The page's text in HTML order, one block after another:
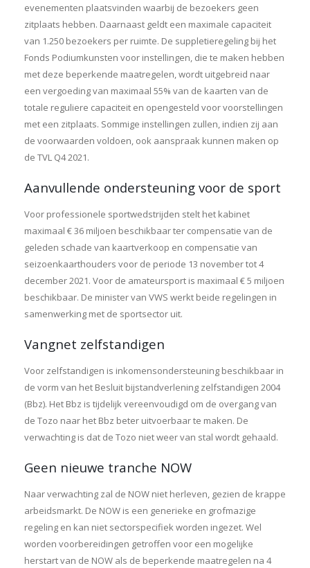
evenementen plaatsvinden waarbij de bezoekers geen
zitplaats hebben. Daarnaast geldt een maximale capaciteit
van 1.250 bezoekers per ruimte. De suppletieregeling bij het
Fonds Podiumkunsten voor instellingen, die te maken hebben
met deze beperkende maatregelen, wordt uitgebreid naar
een vergoeding van maximaal 55% van de kaarten van de
totale reguliere capaciteit en opengesteld voor voorstellingen
met een zitplaats. Sommige instellingen zullen, indien zij aan
de voorwaarden voldoen, ook aanspraak kunnen maken op
de TVL Q4 2021.
Aanvullende ondersteuning voor de sport
Voor professionele sportwedstrijden stelt het kabinet
maximaal € 36 miljoen beschikbaar ter compensatie van de
geleden schade van kaartverkoop en compensatie van
seizoenkaarthouders voor de periode 13 november tot 4
december 2021. Voor de amateursport is maximaal € 5 miljoen
beschikbaar. De minister van VWS werkt beide regelingen in
samenwerking met de sportsector uit.
Vangnet zelfstandigen
Voor zelfstandigen is inkomensondersteuning beschikbaar in
de vorm van het Besluit bijstandverlening zelfstandigen 2004
(Bbz). Het Bbz is tijdelijk vereenvoudigd om de overgang van
de Tozo naar het Bbz beter uitvoerbaar te maken. De
verwachting is dat de Tozo niet weer van stal wordt gehaald.
Geen nieuwe tranche NOW
Naar verwachting zal de NOW niet herleven, gezien de krappe
arbeidsmarkt. De NOW is een generieke en grofmazige
regeling en kan niet sectorspecifiek worden ingezet. Wel
worden voorbereidingen getroffen voor een mogelijke
herstart van de NOW als de beperkende maatregelen na 4